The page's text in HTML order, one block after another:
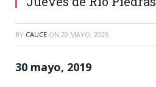
BY CAUCE ON 20 MAYO, 2025
30 mayo, 2019